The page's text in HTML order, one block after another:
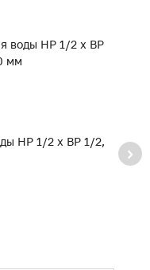
НР 1/2 х ВР 1/2,